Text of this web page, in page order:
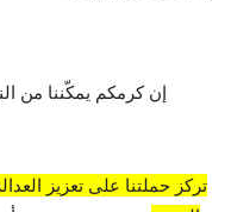
إن كرمكم يمكّننا من
تركز حملتنا على تعزيز